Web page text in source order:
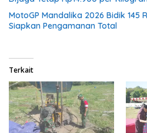
MotoGP Mandalika 2026 Bidik 145
Siapkan Pengamanan Total
Terkait